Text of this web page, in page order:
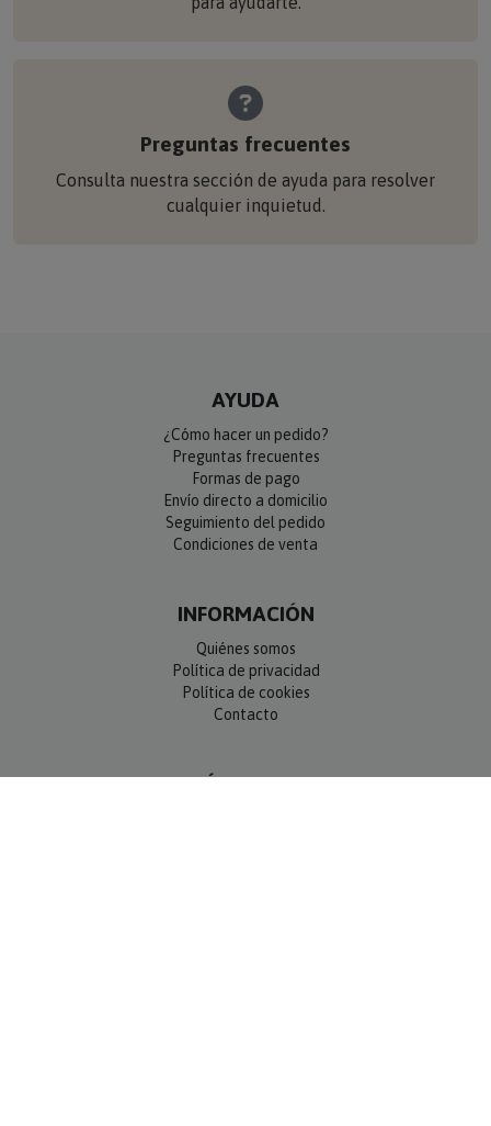
Preguntas frecuentes
cualquier inquietud.
Preguntas frecuentes
Formas de pago
Envío directo a domicilio
Seguimiento del pedido
Condiciones de venta
INFORMACIÓN
Política de privacidad
Política de cookies
Contacto
SÍGUENOS